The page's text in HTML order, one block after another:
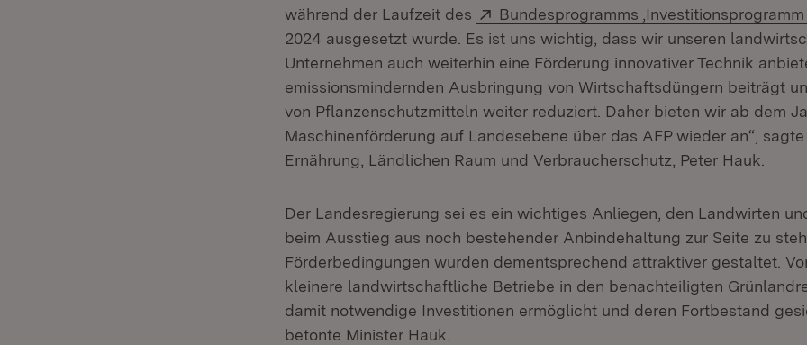
während der Laufzeit des
Extern:
Bundesprogramms
2024 ausgesetzt wurde. Es ist uns wichtig, dass wir unseren
Unternehmen auch weiterhin eine Förderung innovativer Technik
emissionsmindernden Ausbringung von Wirtschaftsdüngern beiträgt
von Pflanzenschutzmitteln weiter reduziert. Daher bieten wir ab dem
Maschinenförderung auf Landesebene über das AFP wieder an“,
Ernährung, Ländlichen Raum und Verbraucherschutz, Peter Hauk.
Der Landesregierung sei es ein wichtiges Anliegen, den Landwirten
beim Ausstieg aus noch bestehender Anbindehaltung zur Seite zu
Förderbedingungen wurden dementsprechend attraktiver gestaltet.
kleinere landwirtschaftliche Betriebe in den benachteiligten
damit notwendige Investitionen ermöglicht und deren Fortbestand
betonte Minister Hauk.